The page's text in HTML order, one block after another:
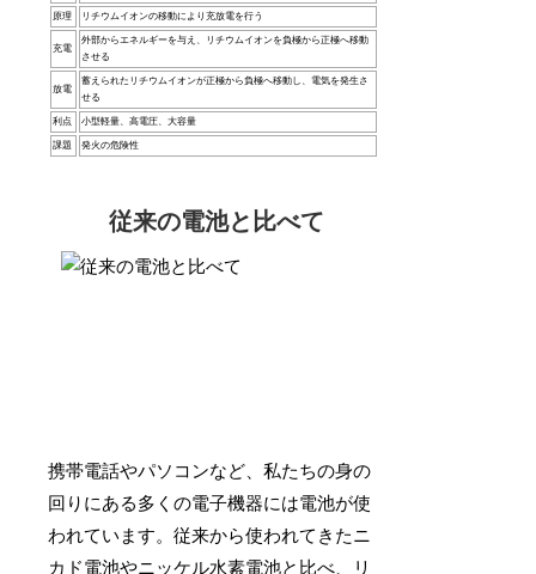
原理 リチウムイオンの移動により充放電を行う
充電
外部からエネルギーを与え、リチウムイオンを負極から正極へ移動
させる
放電
蓄えられたリチウムイオンが正極から負極へ移動し、電気を発生さ
せる
利点 小型軽量、高電圧、大容量
課題 発火の危険性
従来の電池と比べて
携帯電話やパソコンなど、私たちの身の
回りにある多くの電子機器には電池が使
われています。従来から使われてきたニ
カド電池やニッケル水素電池と比べ、リ